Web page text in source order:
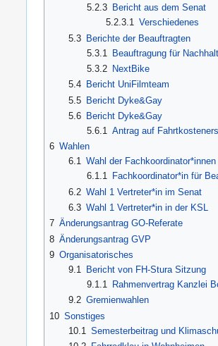
5.2.3 Bericht aus dem Senat
5.2.3.1 Verschiedenes
5.3 Berichte der Beauftragten
5.3.1
Beauftragung für
5.3.2 NextBike
5.4
Bericht UniFilmteam
5.5 Bericht Dyke&Gay
5.6
Bericht Dyke&Gay
5.6.1
Antrag auf
6 Wahlen
6.1 Wahl der Fachkoordinator*innen
6.1.1 Fachkoordinator*in für
6.2 Wahl 1 Vertreter*in im Senat
6.3 Wahl 1 Vertreter*in in der KSL
7 Änderungsantrag GO-Referate
8 Änderungsantrag GVP
9 Organisatorisches
9.1
Bericht von FH-Stura Sitzung
9.1.1
Rahmenvertrag Kanzlei
9.2 Gremienwahlen
10 Sonstiges
10.1 Semesterbeitrag und